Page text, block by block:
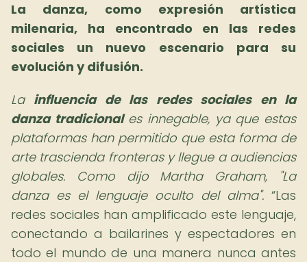
La danza, como expresión artística
milenaria, ha encontrado en las redes
sociales un nuevo escenario para su
evolución y difusión.
La influencia de las redes sociales en la
danza tradicionales innegable, ya que estas
plataformas han permitido que esta forma de
arte trascienda fronteras y llegue a audiencias
globales. Como dijo Martha Graham, "La
danza es el lenguaje oculto del alma".
Las
redes sociales han amplificado este lenguaje,
conectando a bailarines y espectadores en
todo el mundo de una manera nunca antes